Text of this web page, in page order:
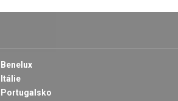
Benelux
Itálie
Portugalsko